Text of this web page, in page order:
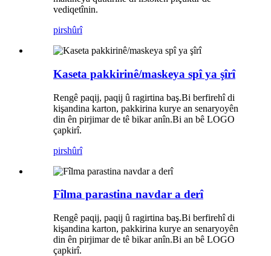
vediqetînin.
pirshûrî
Kaseta pakkirinê/maskeya spî ya şîrî
Rengê paqij, paqij û ragirtina baş.Bi berfirehî di
kişandina karton, pakkirina kurye an senaryoyên
din ên pirjimar de tê bikar anîn.Bi an bê LOGO
çapkirî.
pirshûrî
Fîlma parastina navdar a derî
Rengê paqij, paqij û ragirtina baş.Bi berfirehî di
kişandina karton, pakkirina kurye an senaryoyên
din ên pirjimar de tê bikar anîn.Bi an bê LOGO
çapkirî.